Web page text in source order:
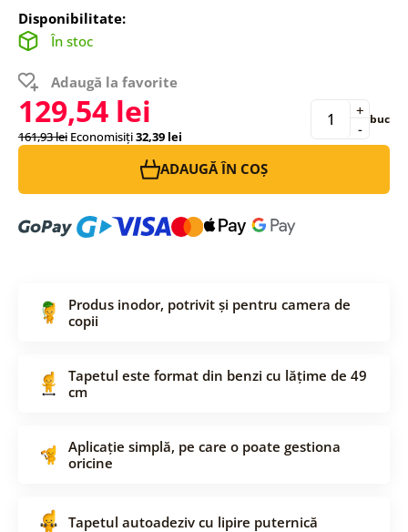
Disponibilitate:
În stoc
Adaugă la favorite
129,54 lei
161,93 lei Economisiți32,39 lei -
+ buc
ADAUGĂ ÎN COȘ
Produs inodor, potrivit și pentru camera de
copii
Tapetul este format din benzi cu lățime de 49
cm
Aplicație simplă, pe care o poate gestiona
oricine
Tapetul autoadeziv cu lipire puternică